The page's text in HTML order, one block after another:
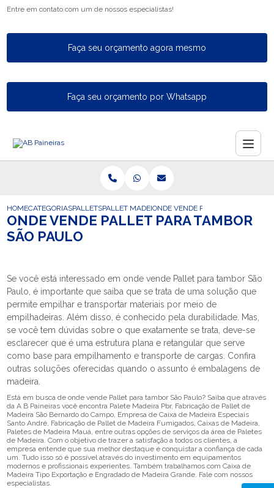
Entre em contato com um de nossos especialistas!
Faça seu orçamento agora mesmo
Faça seu orçamento por Whatsapp
HOMECATEGORIASPALLETSPALLET MADEIRAONDE VENDE PALLET PARA
ONDE VENDE PALLET PARA TAMBOR
SÃO PAULO
Se você está interessado em onde vende Pallet para tambor São
Paulo, é importante que saiba que se trata de uma solução que
permite empilhar e transportar materiais por meio de
empilhadeiras. Além disso, é conhecido pela durabilidade. Mas,
se você tem dúvidas sobre o que exatamente se trata, deve-se
esclarecer que é uma estrutura plana e retangular que serve
como base para empilhamento e transporte de cargas. Confira
outras soluções oferecidas quando o assunto é embalagens de
madeira.
Está em busca de onde vende Pallet para tambor São Paulo? Saiba que através
da A B Paineiras você encontra Palete Madeira Pbr, Fabricação de Pallet de
Madeira São Bernardo do Campo, Empresa de Caixa de Madeira Especiais
Santo André, Fabricação de Pallet de Madeira Fumigados, Caixas de Madeira,
Paletes de Madeira Mauá, entre outras opções de serviços da área de Paletes
de Madeira. Com o objetivo de trazer a satisfação a todos os clientes, a
empresa entende que sua melhor destaque é conquistar a confiança de cada
um. Tudo isso só é possível através do investimento em equipamentos
modernos e profissionais experientes. Também trabalhamos com Caixa de
Madeira Tipo Exportação e Engradado de Madeira Grande. Fale com nossos
especialistas.